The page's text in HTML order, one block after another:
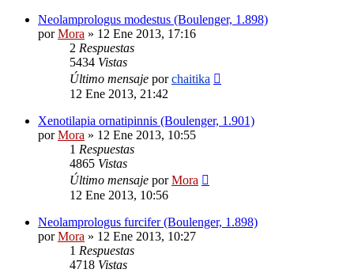
Neolamprologus modestus (Boulenger, 1.898)
porMora » 12 Ene 2013, 17:16
2 Respuestas
5434 Vistas
Último mensaje porchaitika
12 Ene 2013, 21:42
Xenotilapia ornatipinnis (Boulenger, 1.901)
porMora » 12 Ene 2013, 10:55
1 Respuestas
4865 Vistas
Último mensaje porMora
12 Ene 2013, 10:56
Neolamprologus furcifer (Boulenger, 1.898)
porMora » 12 Ene 2013, 10:27
1 Respuestas
4718 Vistas